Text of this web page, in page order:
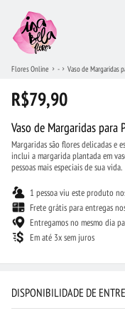
Flores Online - Vaso de Margaridas
R$79,90
Vaso de Margaridas para
Margaridas são flores delicadas e
inclui a margarida plantada em
pessoas mais especiais de sua vida.
1 pessoa viu este produto
Frete grátis para entregas
Entregamos no mesmo dia
Em até 3x sem juros
DISPONIBILIDADE DE